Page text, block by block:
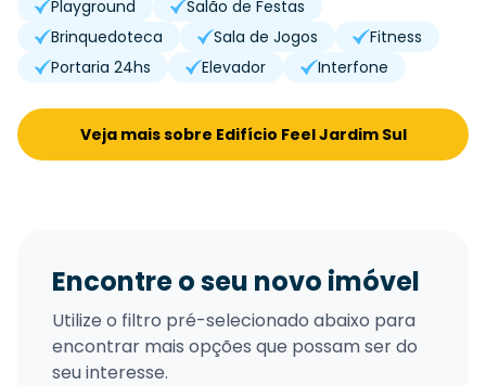
Playground
Salão de Festas
Brinquedoteca
Sala de Jogos
Fitness
Portaria 24hs
Elevador Interfone
Veja mais sobre Edifício Feel Jardim Sul
Encontre o seu novo imóvel
Utilize o filtro pré-selecionado abaixo para
encontrar mais opções que possam ser do
seu interesse.